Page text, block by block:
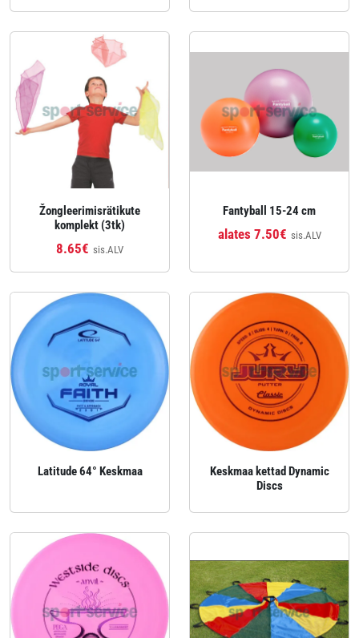
Žongleerimisrätikute
komplekt (3tk)
8.65€ sis.ALV
Fantyball 15-24 cm
alates 7.50€ sis.ALV
Latitude 64° Keskmaa
Keskmaa kettad Dynamic
Discs